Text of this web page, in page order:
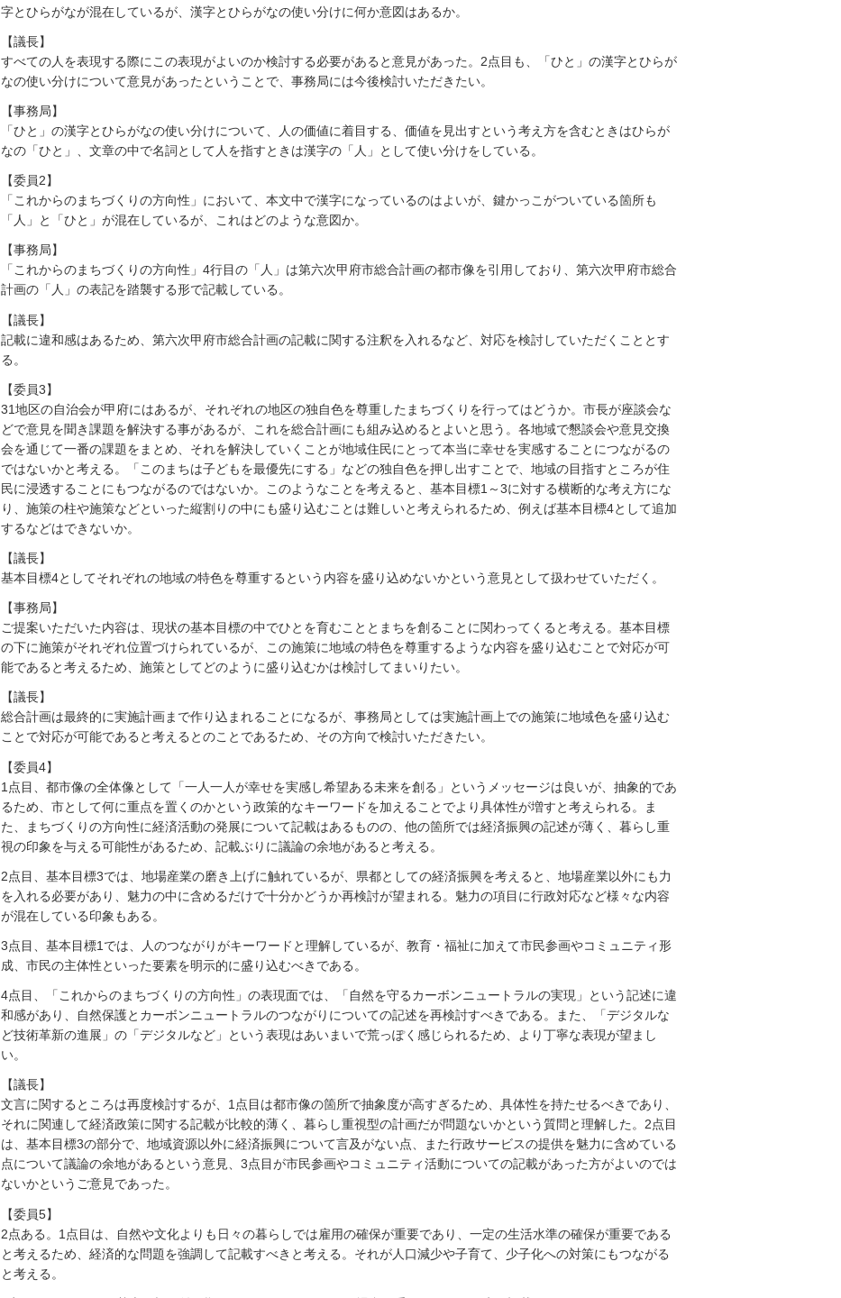
字とひらがなが混在しているが、漢字とひらがなの使い分けに何か意図はあるか。
【議長】
すべての人を表現する際にこの表現がよいのか検討する必要があると意見があった。2点目も、「ひと」の漢字とひらが
なの使い分けについて意見があったということで、事務局には今後検討いただきたい。
【事務局】
「ひと」の漢字とひらがなの使い分けについて、人の価値に着目する、価値を見出すという考え方を含むときはひらが
なの「ひと」、文章の中で名詞として人を指すときは漢字の「人」として使い分けをしている。
【委員2】
「これからのまちづくりの方向性」において、本文中で漢字になっているのはよいが、鍵かっこがついている箇所も
「人」と「ひと」が混在しているが、これはどのような意図か。
【事務局】
「これからのまちづくりの方向性」4行目の「人」は第六次甲府市総合計画の都市像を引用しており、第六次甲府市総合
計画の「人」の表記を踏襲する形で記載している。
【議長】
記載に違和感はあるため、第六次甲府市総合計画の記載に関する注釈を入れるなど、対応を検討していただくこととす
る。
【委員3】
31地区の自治会が甲府にはあるが、それぞれの地区の独自色を尊重したまちづくりを行ってはどうか。市長が座談会な
どで意見を聞き課題を解決する事があるが、これを総合計画にも組み込めるとよいと思う。各地域で懇談会や意見交換
会を通じて一番の課題をまとめ、それを解決していくことが地域住民にとって本当に幸せを実感することにつながるの
ではないかと考える。「このまちは子どもを最優先にする」などの独自色を押し出すことで、地域の目指すところが住
民に浸透することにもつながるのではないか。このようなことを考えると、基本目標1～3に対する横断的な考え方にな
り、施策の柱や施策などといった縦割りの中にも盛り込むことは難しいと考えられるため、例えば基本目標4として追加
するなどはできないか。
【議長】
基本目標4としてそれぞれの地域の特色を尊重するという内容を盛り込めないかという意見として扱わせていただく。
【事務局】
ご提案いただいた内容は、現状の基本目標の中でひとを育むこととまちを創ることに関わってくると考える。基本目標
の下に施策がそれぞれ位置づけられているが、この施策に地域の特色を尊重するような内容を盛り込むことで対応が可
能であると考えるため、施策としてどのように盛り込むかは検討してまいりたい。
【議長】
総合計画は最終的に実施計画まで作り込まれることになるが、事務局としては実施計画上での施策に地域色を盛り込む
ことで対応が可能であると考えるとのことであるため、その方向で検討いただきたい。
【委員4】
1点目、都市像の全体像として「一人一人が幸せを実感し希望ある未来を創る」というメッセージは良いが、抽象的であ
るため、市として何に重点を置くのかという政策的なキーワードを加えることでより具体性が増すと考えられる。ま
た、まちづくりの方向性に経済活動の発展について記載はあるものの、他の箇所では経済振興の記述が薄く、暮らし重
視の印象を与える可能性があるため、記載ぶりに議論の余地があると考える。
2点目、基本目標3では、地場産業の磨き上げに触れているが、県都としての経済振興を考えると、地場産業以外にも力
を入れる必要があり、魅力の中に含めるだけで十分かどうか再検討が望まれる。魅力の項目に行政対応など様々な内容
が混在している印象もある。
3点目、基本目標1では、人のつながりがキーワードと理解しているが、教育・福祉に加えて市民参画やコミュニティ形
成、市民の主体性といった要素を明示的に盛り込むべきである。
4点目、「これからのまちづくりの方向性」の表現面では、「自然を守るカーボンニュートラルの実現」という記述に違
和感があり、自然保護とカーボンニュートラルのつながりについての記述を再検討すべきである。また、「デジタルな
ど技術革新の進展」の「デジタルなど」という表現はあいまいで荒っぽく感じられるため、より丁寧な表現が望まし
い。
【議長】
文言に関するところは再度検討するが、1点目は都市像の箇所で抽象度が高すぎるため、具体性を持たせるべきであり、
それに関連して経済政策に関する記載が比較的薄く、暮らし重視型の計画だが問題ないかという質問と理解した。2点目
は、基本目標3の部分で、地域資源以外に経済振興について言及がない点、また行政サービスの提供を魅力に含めている
点について議論の余地があるという意見、3点目が市民参画やコミュニティ活動についての記載があった方がよいのでは
ないかというご意見であった。
【委員5】
2点ある。1点目は、自然や文化よりも日々の暮らしでは雇用の確保が重要であり、一定の生活水準の確保が重要である
と考えるため、経済的な問題を強調して記載すべきと考える。それが人口減少や子育て、少子化への対策にもつながる
と考える。